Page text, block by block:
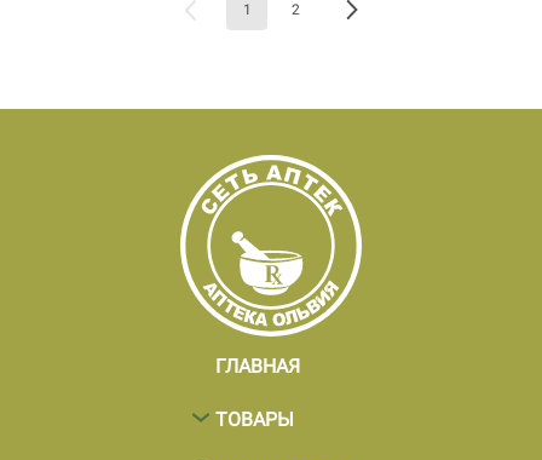
1 2
ГЛАВНАЯ
ТОВАРЫ